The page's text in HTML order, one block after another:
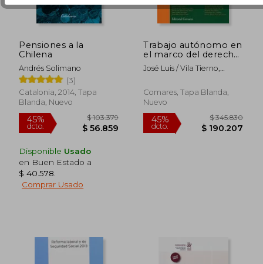
45%
dcto.
$ 63.022
$ 34.662
45%
dcto.
$
$
Pensiones a la
Chilena
Andrés Solimano
(3)
Catalonia, 2014, Tapa
Blanda, Nuevo
Disponible Usado
en Buen Estado a
$ 40.578
Comprar Usado
Trabajo autónomo en
el marco del derecho
del trabajo y de la
Seguridad Social, E
José Luis / Vila Tierno,
Comares, Tapa Blanda,
Nuevo